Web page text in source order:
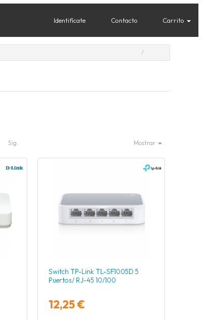
Identifícate Contacto Carrito
Sig. Mostrar
Switch TP-Link TL-SF1005D 5
Puertos/ RJ-45 10/100
12,25 €